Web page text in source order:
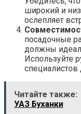
широкий и
ослепляет
посадочные
должны
Используйте
Читайте также:
УАЗ Буханки